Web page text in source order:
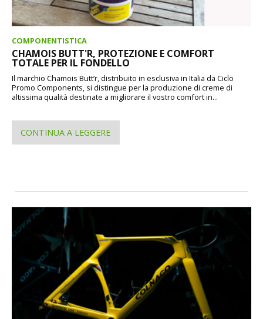
COMPONENTISTICA
CHAMOIS BUTT'R, PROTEZIONE E COMFORT
TOTALE PER IL FONDELLO
Il marchio Chamois Butt’r, distribuito in esclusiva in Italia da Ciclo
Promo Components, si distingue per la produzione di creme di
altissima qualità destinate a migliorare il vostro comfort in...
CONTINUA A LEGGERE